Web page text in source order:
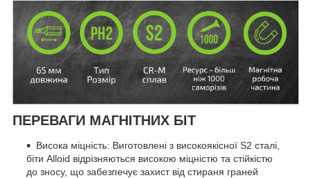
ПЕРЕВАГИ МАГНІТНИХ БІТ
Висока міцність: Виготовлені з високоякісної S2 сталі,
біти Alloid відрізняються високою міцністю та стійкістю
до зносу, що забезпечує захист від стираня граней